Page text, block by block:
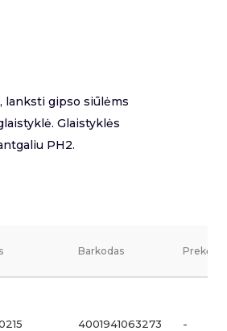
lanksti gipso siūlėms
Glaistyklės
PH2.
Barkodas Prekės
4001941063273 -